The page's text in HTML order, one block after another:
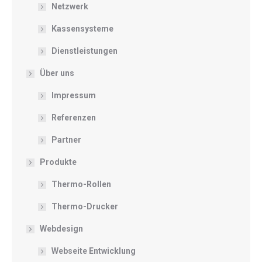
Netzwerk
Kassensysteme
Dienstleistungen
Über uns
Impressum
Referenzen
Partner
Produkte
Thermo-Rollen
Thermo-Drucker
Webdesign
Webseite Entwicklung